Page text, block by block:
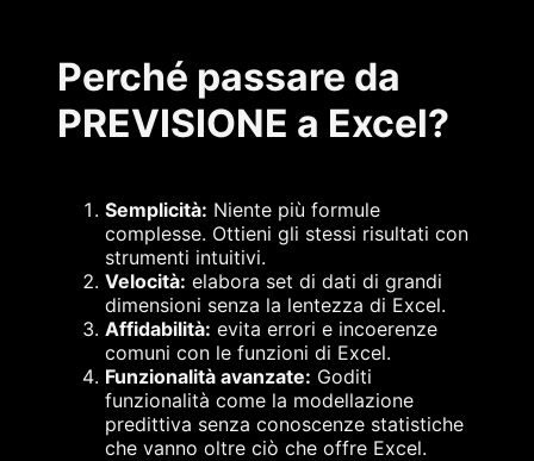
Perché passare da
PREVISIONE a Excel?
Semplicità: Niente più formule
complesse. Ottieni gli stessi risultati con
strumenti intuitivi.
Velocità: elabora set di dati di grandi
dimensioni senza la lentezza di Excel.
Affidabilità: evita errori e incoerenze
comuni con le funzioni di Excel.
Funzionalità avanzate: Goditi
funzionalità come la modellazione
predittiva senza conoscenze statistiche
che vanno oltre ciò che offre Excel.